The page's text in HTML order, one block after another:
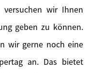
versuchen wir Ihnen
geben zu können.
wir gerne noch eine
an. Das bietet